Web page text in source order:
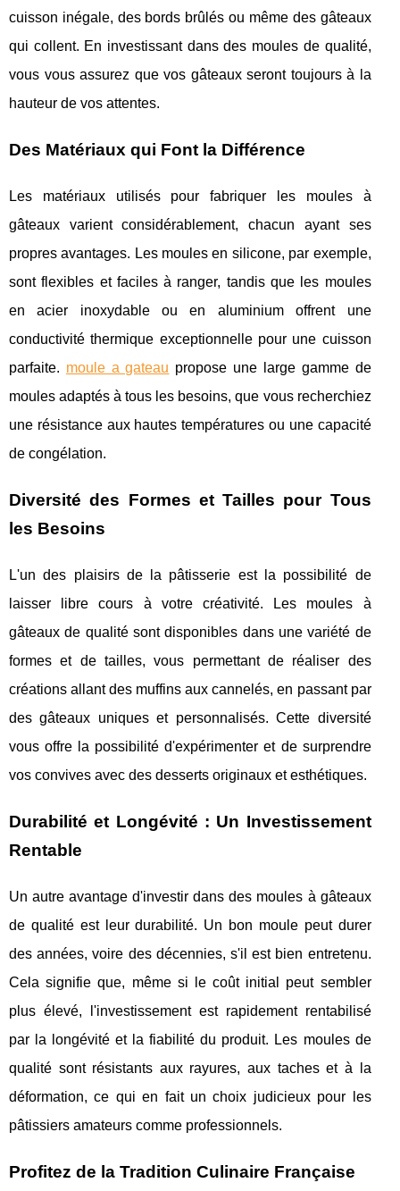
cuisson inégale, des bords brûlés ou même des gâteaux
qui collent. En investissant dans des moules de qualité,
vous vous assurez que vos gâteaux seront toujours à la
hauteur de vos attentes.
Des Matériaux qui Font la Différence
Les matériaux utilisés pour fabriquer les moules à
gâteaux varient considérablement, chacun ayant ses
propres avantages. Les moules en silicone, par exemple,
sont flexibles et faciles à ranger, tandis que les moules
en acier inoxydable ou en aluminium offrent une
conductivité thermique exceptionnelle pour une cuisson
parfaite. moule a gateau propose une large gamme de
moules adaptés à tous les besoins, que vous recherchiez
une résistance aux hautes températures ou une capacité
de congélation.
Diversité des Formes et Tailles pour Tous
les Besoins
L'un des plaisirs de la pâtisserie est la possibilité de
laisser libre cours à votre créativité. Les moules à
gâteaux de qualité sont disponibles dans une variété de
formes et de tailles, vous permettant de réaliser des
créations allant des muffins aux cannelés, en passant par
des gâteaux uniques et personnalisés. Cette diversité
vous offre la possibilité d'expérimenter et de surprendre
vos convives avec des desserts originaux et esthétiques.
Durabilité et Longévité : Un Investissement
Rentable
Un autre avantage d'investir dans des moules à gâteaux
de qualité est leur durabilité. Un bon moule peut durer
des années, voire des décennies, s'il est bien entretenu.
Cela signifie que, même si le coût initial peut sembler
plus élevé, l'investissement est rapidement rentabilisé
par la longévité et la fiabilité du produit. Les moules de
qualité sont résistants aux rayures, aux taches et à la
déformation, ce qui en fait un choix judicieux pour les
pâtissiers amateurs comme professionnels.
Profitez de la Tradition Culinaire Française